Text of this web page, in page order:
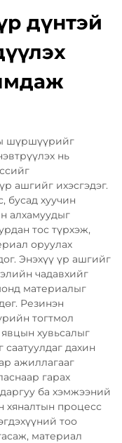
дүнтэй
шүршүүрийг
нь
ашгийг ихэсгэдэг.
бусад хуучин
алхамуудыг
тос түрхэж,
оруулах
Энэхүү үр ашгийг
чадавхийг
материалыг
Резинэн
тогтмол
хувьсалыг
дахин
ажиллагааг
гарах
ба хэмжээний
хяналтын процесс
тоо
материал